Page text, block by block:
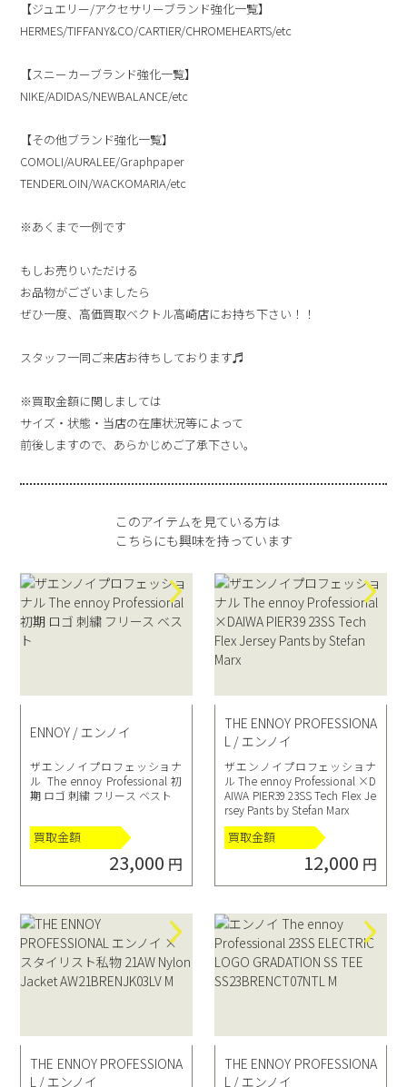
【ジュエリー/アクセサリーブランド強化一覧】
HERMES/TIFFANY&CO/CARTIER/CHROMEHEARTS/etc
【スニーカーブランド強化一覧】
NIKE/ADIDAS/NEWBALANCE/etc
【その他ブランド強化一覧】
COMOLI/AURALEE/Graphpaper
TENDERLOIN/WACKOMARIA/etc
※あくまで一例です
もしお売りいただける
お品物がございましたら
ぜひ一度、高価買取ベクトル高崎店にお持ち下さい！！
スタッフ一同ご来店お待ちしております♬
※買取金額に関しましては
サイズ・状態・当店の在庫状況等によって
前後しますので、あらかじめご了承下さい。
このアイテムを見ている方は
こちらにも興味を持っています
ENNOY / エンノイ
ザエンノイプロフェッショナ
ル The ennoy Professional 初
期 ロゴ 刺繍 フリース ベスト
買取金額
23,000 円
THE ENNOY PROFESSIONA
L / エンノイ
ザエンノイプロフェッショナ
ル The ennoy Professional ×D
AIWA PIER39 23SS Tech Flex Je
rsey Pants by Stefan Marx
買取金額
12,000 円
THE ENNOY PROFESSIONA
L / エンノイ
THE ENNOY PROFESSIONA
L / エンノイ